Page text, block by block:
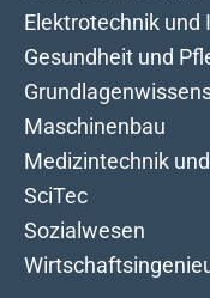
Elektrotechnik
Gesundheit und
Maschinenbau
Medizintechnik
SciTec
Sozialwesen